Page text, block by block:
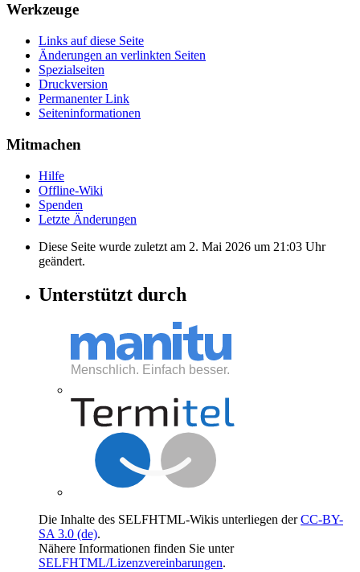
Werkzeuge
Links auf diese Seite
Änderungen an verlinkten Seiten
Spezialseiten
Druckversion
Permanenter Link
Seiten­informationen
Mitmachen
Hilfe
Offline-Wiki
Spenden
Letzte Änderungen
Diese Seite wurde zuletzt am 2. Mai 2026 um 21:03 Uhr
geändert.
Unterstützt durch
Die Inhalte des SELFHTML-Wikis unterliegen derCC-BY-
SA 3.0 (de).
Nähere Informationen finden Sie unter
SELFHTML/Lizenzvereinbarungen.